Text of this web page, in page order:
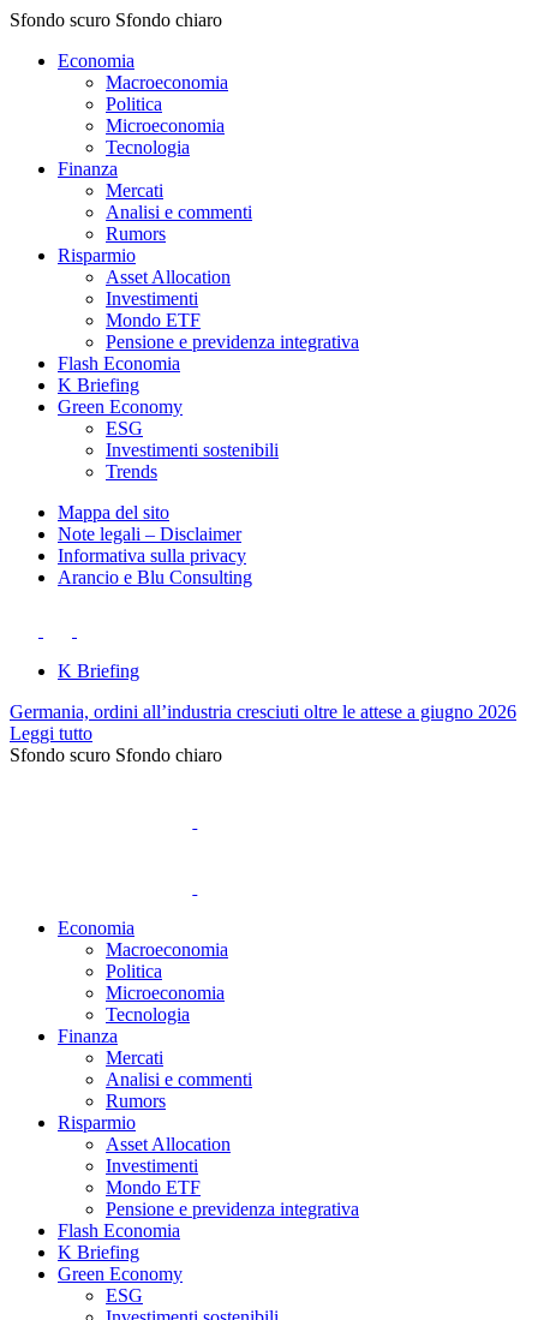
Sfondo scuro Sfondo chiaro
Economia
Macroeconomia
Politica
Microeconomia
Tecnologia
Finanza
Mercati
Analisi e commenti
Rumors
Risparmio
Asset Allocation
Investimenti
Mondo ETF
Pensione e previdenza integrativa
Flash Economia
K Briefing
Green Economy
ESG
Investimenti sostenibili
Trends
Mappa del sito
Note legali – Disclaimer
Informativa sulla privacy
Arancio e Blu Consulting
K Briefing
Germania, ordini all’industria cresciuti oltre le attese a giugno 2026
Leggi tutto
Sfondo scuro Sfondo chiaro
Economia
Macroeconomia
Politica
Microeconomia
Tecnologia
Finanza
Mercati
Analisi e commenti
Rumors
Risparmio
Asset Allocation
Investimenti
Mondo ETF
Pensione e previdenza integrativa
Flash Economia
K Briefing
Green Economy
ESG